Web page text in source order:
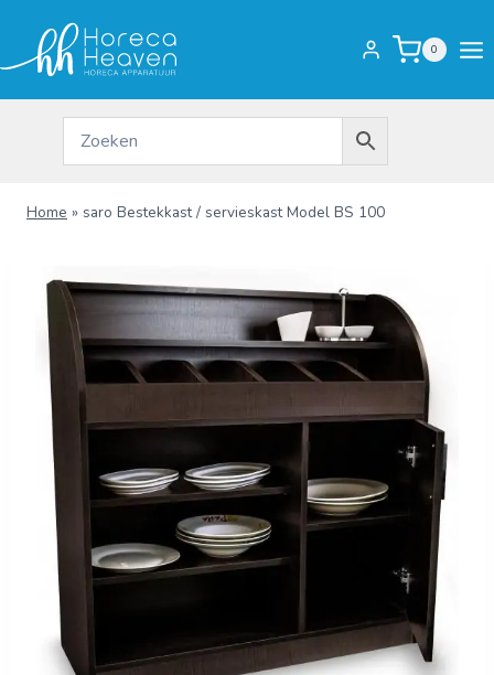
inhoud
0
Home » saro Bestekkast / servieskast Model BS 100